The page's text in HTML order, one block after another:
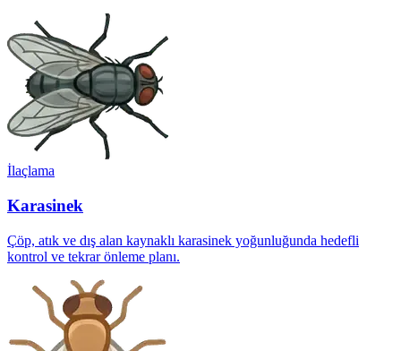
İlaçlama
Karasinek
Çöp, atık ve dış alan kaynaklı karasinek yoğunluğunda hedefli
kontrol ve tekrar önleme planı.